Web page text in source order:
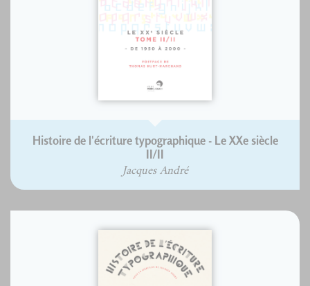
Histoire de l'écriture typographique - Le XXe siècle
II/II
Jacques André